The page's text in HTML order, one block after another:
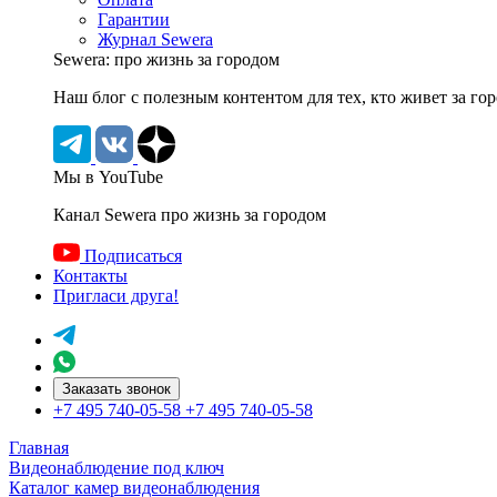
Гарантии
Журнал Sewera
Sewera: про жизнь за городом
Наш блог c полезным контентом для тех, кто живет за
Мы в YouTube
Канал Sewera про жизнь за городом
Подписаться
Контакты
Пригласи друга!
Заказать звонок
+7 495 740-05-58 +7 495 740-05-58
Главная
Видеонаблюдение под ключ
Каталог камер видеонаблюдения